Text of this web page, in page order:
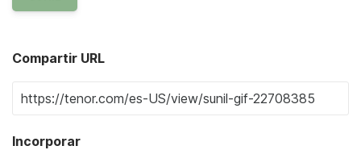
Compartir URL
Incorporar